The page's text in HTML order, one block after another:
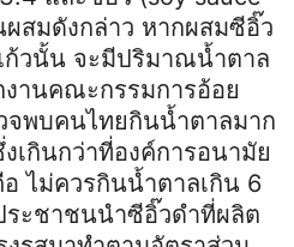
ผสมดังกล่าว หากผสมซีอิ๊ว
ก้วนั้น จะมีปริมาณน้ำตาล
านคณะกรรมการอ้อย
จพบคนไทยกินน้ำตาลมาก
เกินกว่าที่องค์การอนามัย
ไม่ควรกินน้ำตาลเกิน 6
ะชาชนนำซีอิ๊วดำที่ผลิต